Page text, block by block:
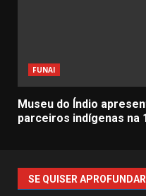
FUNAI
Museu do Índio
parceiros indígenas na
SE QUISER APROFUNDAR